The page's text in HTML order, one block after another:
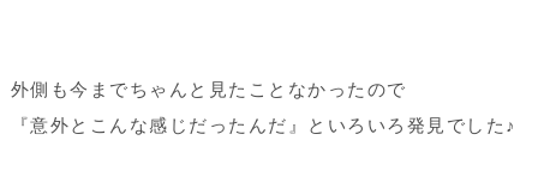
外側も今までちゃんと見たことなかったので
『意外とこんな感じだったんだ』といろいろ発見でした♪